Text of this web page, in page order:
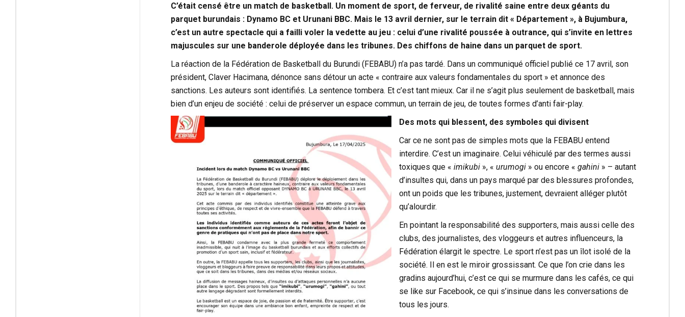
C’était censé être un match de basketball. Un moment de sport, de ferveur, de rivalité saine entre deux géants du
parquet burundais : Dynamo BC et Urunani BBC. Mais le 13 avril dernier, sur le terrain dit « Département », à Bujumbura,
c’est un autre spectacle qui a failli voler la vedette au jeu : celui d’une rivalité poussée à outrance, qui s’invite en lettres
majuscules sur une banderole déployée dans les tribunes. Des chiffons de haine dans un parquet de sport.
La réaction de la Fédération de Basketball du Burundi (FEBABU) n’a pas tardé. Dans un communiqué officiel publié ce 17 avril, son
président, Claver Hacimana, dénonce sans détour un acte « contraire aux valeurs fondamentales du sport » et annonce des
sanctions. Les auteurs sont identifiés. La sentence tombera. Et c’est tant mieux. Car il ne s’agit plus seulement de basketball, mais
bien d’un enjeu de société : celui de préserver un espace commun, un terrain de jeu, de toutes formes d’anti fair-play.
Des mots qui blessent, des symboles qui divisent
Car ce ne sont pas de simples mots que la FEBABU entend
interdire. C’est un imaginaire. Celui véhiculé par des termes aussi
toxiques que « imikubi», « urumogi» ou encore « gahini» – autant
d’insultes qui, dans un pays marqué par des blessures profondes,
ont un poids que les tribunes, justement, devraient alléger plutôt
qu’alourdir.
En pointant la responsabilité des supporters, mais aussi celle des
clubs, des journalistes, des vloggeurs et autres influenceurs, la
Fédération élargit le spectre. Le sport n’est pas un îlot isolé de la
société. Il en est le miroir grossissant. Ce que l’on crie dans les
gradins aujourd’hui, c’est ce qui se murmure dans les cafés, ce qui
se like sur Facebook, ce qui s’insinue dans les conversations de
tous les jours.